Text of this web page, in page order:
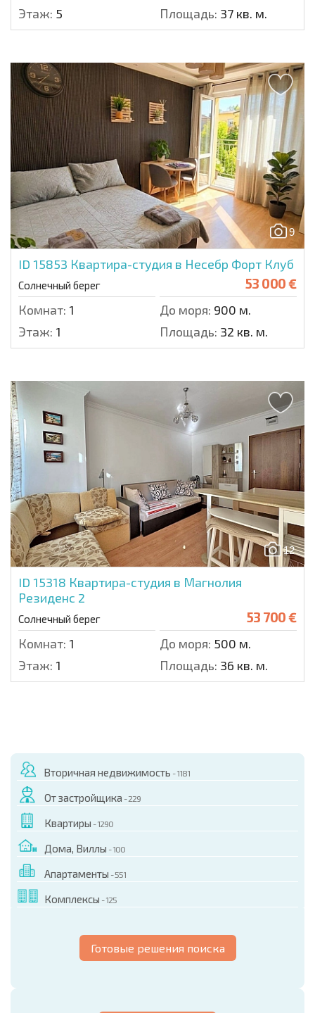
Этаж: 5 Площадь: 37 кв. м.
9
ID 15853 Квартира-студия в Несебр Форт Клуб
Солнечный берег 53 000 €
Комнат: 1 До моря: 900 м.
Этаж: 1 Площадь: 32 кв. м.
12
ID 15318 Квартира-студия в Магнолия
Резиденс 2
Солнечный берег 53 700 €
Комнат: 1 До моря: 500 м.
Этаж: 1 Площадь: 36 кв. м.
Вторичная недвижимость - 1181
От застройщика - 229
Квартиры - 1290
Дома, Виллы - 100
Апартаменты - 551
Комплексы - 125
Готовые решения поиска